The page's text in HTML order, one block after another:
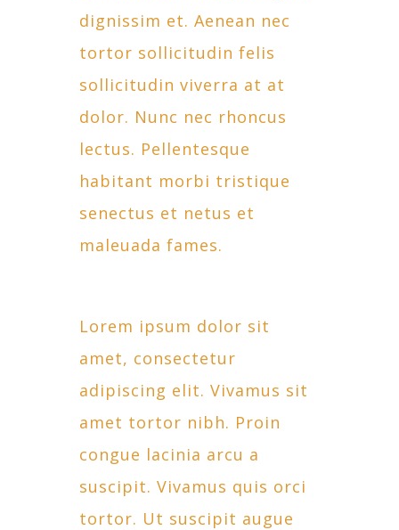
dignissim et. Aenean nec
tortor sollicitudin felis
sollicitudin viverra at at
dolor. Nunc nec rhoncus
lectus. Pellentesque
habitant morbi tristique
senectus et netus et
maleuada fames.
Lorem ipsum dolor sit
amet, consectetur
adipiscing elit. Vivamus sit
amet tortor nibh. Proin
congue lacinia arcu a
suscipit. Vivamus quis orci
tortor. Ut suscipit augue